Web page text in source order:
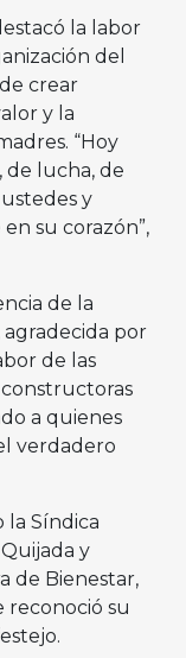
la labor
del
crear
y la
“Hoy
de lucha, de
y
su corazón”,
de la
por
de las
a quienes
verdadero
la Síndica
y
de Bienestar,
reconoció su